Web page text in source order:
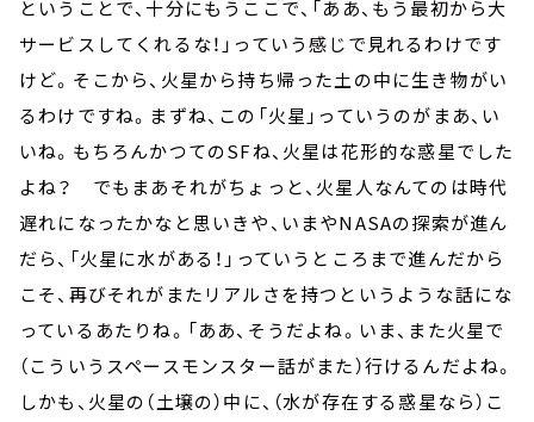
ということで、十分にもうここで、「ああ、もう最初から大
サービスしてくれるな！」っていう感じで見れるわけです
けど。そこから、火星から持ち帰った土の中に生き物がい
るわけですね。まずね、この「火星」っていうのがまあ、い
いね。もちろんかつてのSFね、火星は花形的な惑星でした
よね？ でもまあそれがちょっと、火星人なんてのは時代
遅れになったかなと思いきや、いまやNASAの探索が進ん
だら、「火星に水がある！」っていうところまで進んだから
こそ、再びそれがまたリアルさを持つというような話にな
っているあたりね。「ああ、そうだよね。いま、また火星で
（こういうスペースモンスター話がまた）行けるんだよね。
しかも、火星の（土壌の）中に、（水が存在する惑星なら）こ